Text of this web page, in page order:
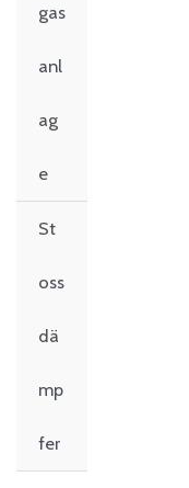
gas
anl
ag
e
St
oss
dä
mp
fer